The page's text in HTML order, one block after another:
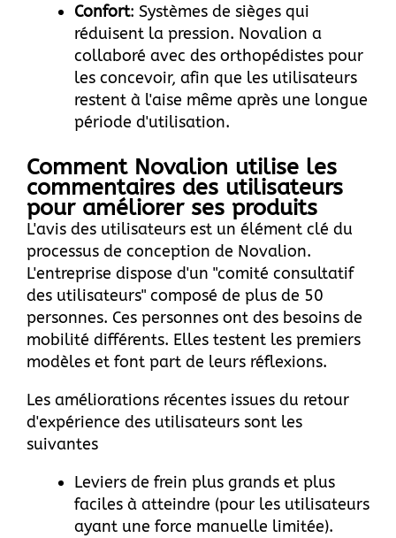
Confort: Systèmes de sièges qui
réduisent la pression. Novalion a
collaboré avec des orthopédistes pour
les concevoir, afin que les utilisateurs
restent à l'aise même après une longue
période d'utilisation.
Comment Novalion utilise les
commentaires des utilisateurs
pour améliorer ses produits
L'avis des utilisateurs est un élément clé du
processus de conception de Novalion.
L'entreprise dispose d'un "comité consultatif
des utilisateurs" composé de plus de 50
personnes. Ces personnes ont des besoins de
mobilité différents. Elles testent les premiers
modèles et font part de leurs réflexions.
Les améliorations récentes issues du retour
d'expérience des utilisateurs sont les
suivantes
Leviers de frein plus grands et plus
faciles à atteindre (pour les utilisateurs
ayant une force manuelle limitée).